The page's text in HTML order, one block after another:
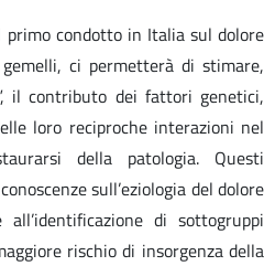
condotto in Italia sul dolore
ci permetterà di stimare,
il contributo dei fattori genetici,
loro reciproche interazioni nel
della patologia. Questi
sull’eziologia del dolore
di sottogruppi
rischio di insorgenza della